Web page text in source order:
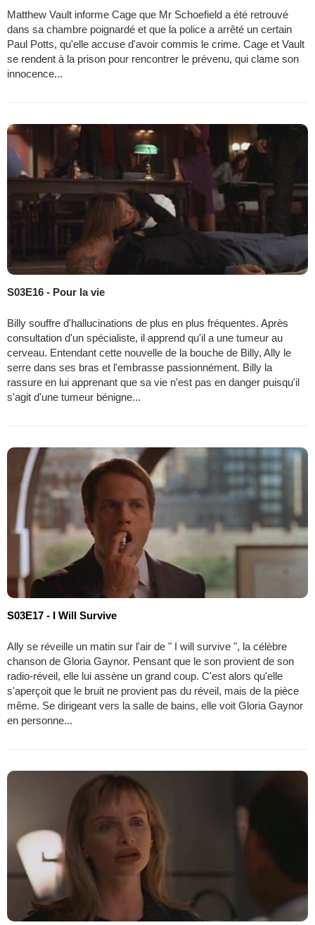
Matthew Vault informe Cage que Mr Schoefield a été retrouvé
dans sa chambre poignardé et que la police a arrêté un certain
Paul Potts, qu'elle accuse d'avoir commis le crime. Cage et Vault
se rendent à la prison pour rencontrer le prévenu, qui clame son
innocence...
S03E16 - Pour la vie
Billy souffre d'hallucinations de plus en plus fréquentes. Après
consultation d'un spécialiste, il apprend qu'il a une tumeur au
cerveau. Entendant cette nouvelle de la bouche de Billy, Ally le
serre dans ses bras et l'embrasse passionnément. Billy la
rassure en lui apprenant que sa vie n'est pas en danger puisqu'il
s'agit d'une tumeur bénigne...
S03E17 - I Will Survive
Ally se réveille un matin sur l'air de " I will survive ", la célèbre
chanson de Gloria Gaynor. Pensant que le son provient de son
radio-réveil, elle lui assène un grand coup. C'est alors qu'elle
s'aperçoit que le bruit ne provient pas du réveil, mais de la pièce
même. Se dirigeant vers la salle de bains, elle voit Gloria Gaynor
en personne...